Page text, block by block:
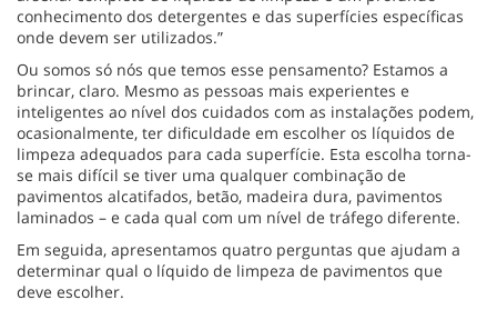
conhecimento dos detergentes e das superfícies específicas
onde devem ser utilizados.”
Ou somos só nós que temos esse pensamento? Estamos a
brincar, claro. Mesmo as pessoas mais experientes e
inteligentes ao nível dos cuidados com as instalações podem,
ocasionalmente, ter dificuldade em escolher os líquidos de
limpeza adequados para cada superfície. Esta escolha torna-
se mais difícil se tiver uma qualquer combinação de
pavimentos alcatifados, betão, madeira dura, pavimentos
laminados – e cada qual com um nível de tráfego diferente.
Em seguida, apresentamos quatro perguntas que ajudam a
determinar qual o líquido de limpeza de pavimentos que
deve escolher.